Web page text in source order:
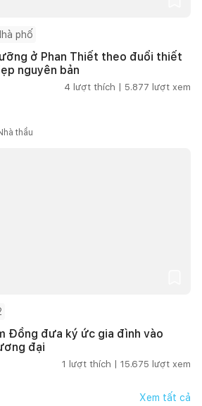
phố
ở Phan Thiết theo đuổi thiết
nguyên bản
4 lượt thích | 5.877 lượt xem
thầu
Đồng đưa ký ức gia đình vào
đại
1 lượt thích | 15.675 lượt xem
Xem tất cả